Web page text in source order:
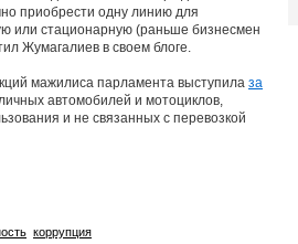
приобрести одну линию для
или стационарную (раньше бизнесмен
Жумагалиев в своем блоге.
мажилиса парламента выступила за
автомобилей и мотоциклов,
и не связанных с перевозкой
коррупция